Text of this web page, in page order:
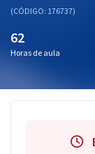
(CÓDIGO: 176737)
62
Horas de aula